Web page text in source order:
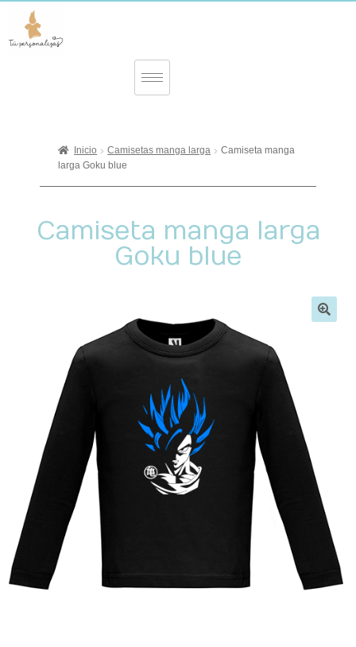
Inicio Camisetas manga larga
Camiseta manga
larga Goku blue
Camiseta manga larga
Goku blue